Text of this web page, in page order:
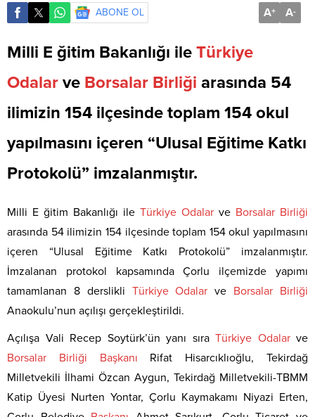
ABONE OL A+ A-
Milli E ğitim Bakanlığı ile Türkiye
Odalar ve Borsalar Birliği arasında 54
ilimizin 154 ilçesinde toplam 154 okul
yapılmasını içeren “Ulusal Eğitime Katkı
Protokolü” imzalanmıştır.
Milli E ğitim Bakanlığı ile Türkiye Odalar ve Borsalar Birliği
arasında 54 ilimizin 154 ilçesinde toplam 154 okul yapılmasını
içeren “Ulusal Eğitime Katkı Protokolü” imzalanmıştır.
İmzalanan protokol kapsamında Çorlu ilçemizde yapımı
tamamlanan 8 derslikli Türkiye Odalar ve Borsalar Birliği
Anaokulu’nun açılışı gerçekleştirildi.
Açılışa Vali Recep Soytürk’ün yanı sıra Türkiye Odalarve
Borsalar
Birliği Başkanı Rifat Hisarcıklıoğlu, Tekirdağ
Milletvekili İlhami Özcan Aygun, Tekirdağ Milletvekili-TBMM
Katip Üyesi Nurten Yontar, Çorlu Kaymakamı Niyazi Erten,